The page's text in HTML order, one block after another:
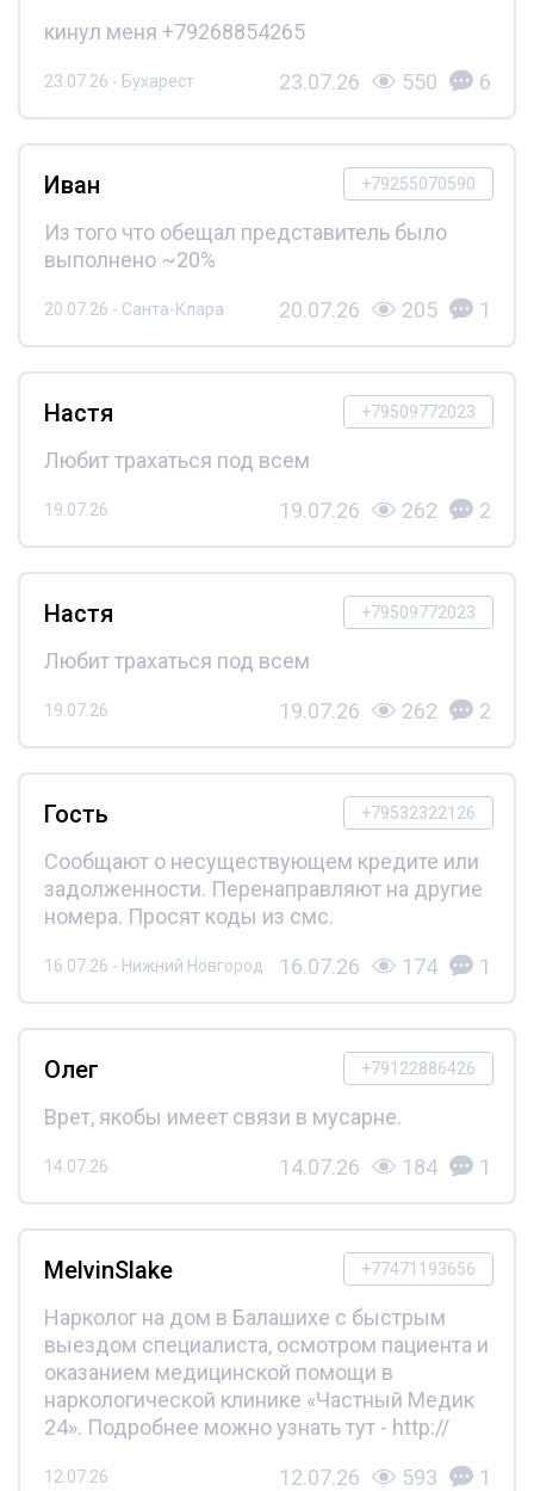
кинул меня +79268854265
23.07.26 - Бухарест 23.07.26 550 6
+79255070590
Иван
Из того что обещал представитель было
выполнено ~20%
20.07.26 - Санта-Клара 20.07.26 205 1
+79509772023
Настя
Любит трахаться под всем
19.07.26 19.07.26 262 2
+79509772023
Настя
Любит трахаться под всем
19.07.26 19.07.26 262 2
+79532322126
Гость
Сообщают о несуществующем кредите или
задолженности. Перенаправляют на другие
номера. Просят коды из смс.
16.07.26 - Нижний Новгород 16.07.26 174 1
+79122886426
Олег
Врет, якобы имеет связи в мусарне.
14.07.26 14.07.26 184 1
+77471193656
MelvinSlake
Нарколог на дом в Балашихе с быстрым
выездом специалиста, осмотром пациента и
оказанием медицинской помощи в
наркологической клинике «Частный Медик
24». Подробнее можно узнать тут - http://
12.07.26 12.07.26 593 1